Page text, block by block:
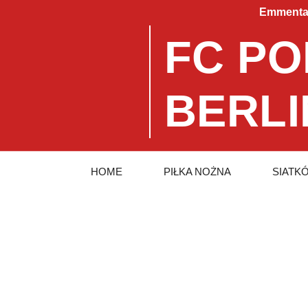
FC
HOME PIŁKA NOŻNA